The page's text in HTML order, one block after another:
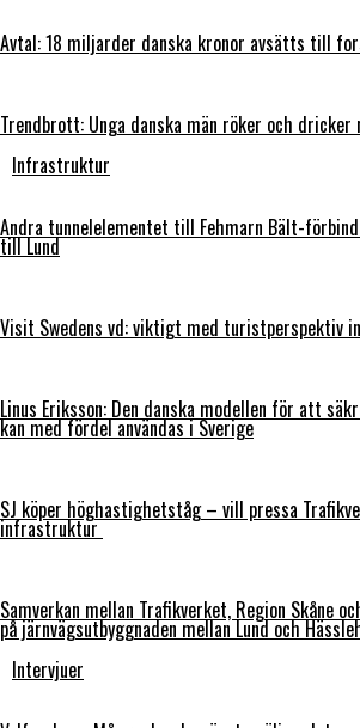
Avtal: 18 miljarder danska kronor avsätts till
Trendbrott: Unga danska män röker och dricker
Infrastruktur
Andra tunnelelementet till Fehmarn Bält-
till Lund
Visit Swedens vd: viktigt med turistperspektiv
Linus Eriksson: Den danska modellen för att
kan med fördel användas i Sverige
SJ köper höghastighetståg – vill pressa
infrastruktur
Samverkan mellan Trafikverket, Region Skåne
på järnvägsutbyggnaden mellan Lund och
Intervjuer